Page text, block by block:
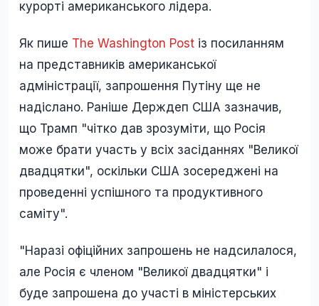
курорті американського лідера.
Як пише The Washington Post із посиланням
на представників американської
адміністрації, запрошення Путіну ще не
надіслано. Раніше Держдеп США зазначив,
що Трамп "чітко дав зрозуміти, що Росія
може брати участь у всіх засіданнях "Великої
двадцятки", оскільки США зосереджені на
проведенні успішного та продуктивного
саміту".
"Наразі офіційних запрошень не надсилалося,
але Росія є членом "Великої двадцятки" і
буде запрошена до участі в міністерських